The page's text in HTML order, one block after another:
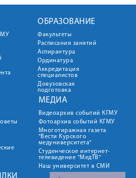
ОБРАЗОВАНИЕ
Факультеты
Расписания занятий
Аспирантура
Ординатура
Аккредитация
специалистов
Довузовская
подготовка
МЕДИА
Видеоархив событий КГМУ
Фотоархив событий КГМУ
Многотиражная газета
"Вести Курского
медуниверситета"
Студенческое интернет-
телевидение "МедТВ"
Наш университет в СМИ